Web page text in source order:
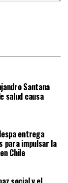
Santana
salud causa
entrega
para impulsar la
Chile